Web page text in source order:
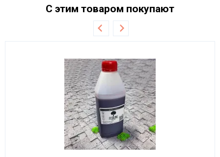
С этим товаром покупают